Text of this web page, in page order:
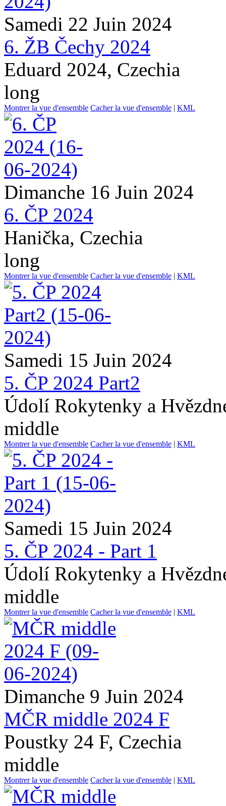
Samedi 22 Juin 2024
6. ŽB Čechy 2024
Eduard 2024, Czechia
long
Montrer la vue d'ensemble Cacher la vue d'ensemble | KML
Dimanche 16 Juin 2024
6. ČP 2024
Hanička, Czechia
long
Montrer la vue d'ensemble Cacher la vue d'ensemble | KML
Samedi 15 Juin 2024
5. ČP 2024 Part2
Údolí Rokytenky a
middle
Montrer la vue d'ensemble Cacher la vue d'ensemble | KML
Samedi 15 Juin 2024
5. ČP 2024 - Part 1
Údolí Rokytenky a
middle
Montrer la vue d'ensemble Cacher la vue d'ensemble | KML
Dimanche 9 Juin 2024
MČR middle 2024 F
Poustky 24 F, Czechia
middle
Montrer la vue d'ensemble Cacher la vue d'ensemble | KML